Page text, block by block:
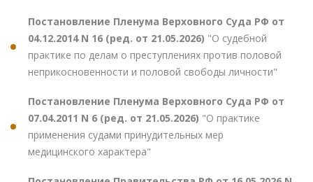
Постановление Пленума Верховного Суда РФ от
04.12.2014 N 16 (ред. от 21.05.2026) "О судебной
практике по делам о преступлениях против половой
неприкосновенности и половой свободы личности"
Постановление Пленума Верховного Суда РФ от
07.04.2011 N 6 (ред. от 21.05.2026) "О практике
применения судами принудительных мер
медицинского характера"